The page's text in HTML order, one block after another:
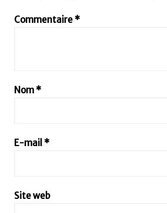
Commentaire *
Nom *
E-mail *
Site web